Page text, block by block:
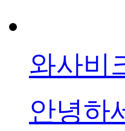
와사비
안녕하